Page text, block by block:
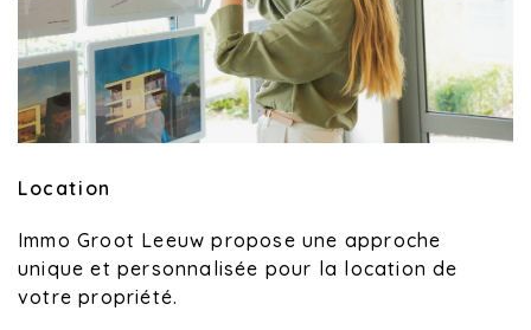
Location
Immo Groot Leeuw propose une approche
unique et personnalisée pour la location de
votre propriété.